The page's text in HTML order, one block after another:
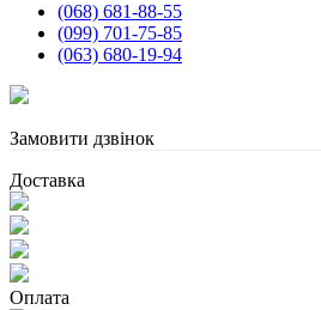
(068) 681-88-55
(099) 701-75-85
(063) 680-19-94
Замовити дзвінок
Доставка
Оплата